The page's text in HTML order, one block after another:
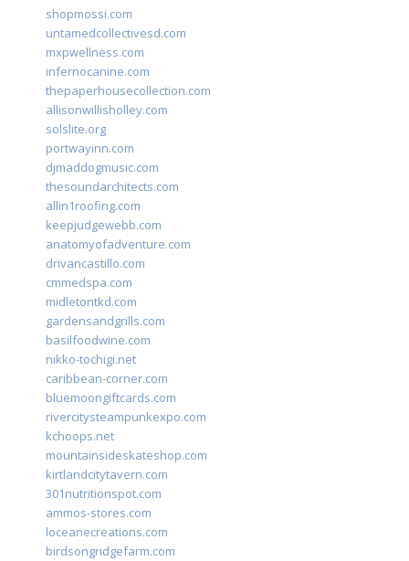
shopmossi.com
untamedcollectivesd.com
mxpwellness.com
infernocanine.com
thepaperhousecollection.com
allisonwillisholley.com
solslite.org
portwayinn.com
djmaddogmusic.com
thesoundarchitects.com
allin1roofing.com
keepjudgewebb.com
anatomyofadventure.com
drivancastillo.com
cmmedspa.com
midletontkd.com
gardensandgrills.com
basilfoodwine.com
nikko-tochigi.net
caribbean-corner.com
bluemoongiftcards.com
rivercitysteampunkexpo.com
kchoops.net
mountainsideskateshop.com
kirtlandcitytavern.com
301nutritionspot.com
ammos-stores.com
loceanecreations.com
birdsongridgefarm.com